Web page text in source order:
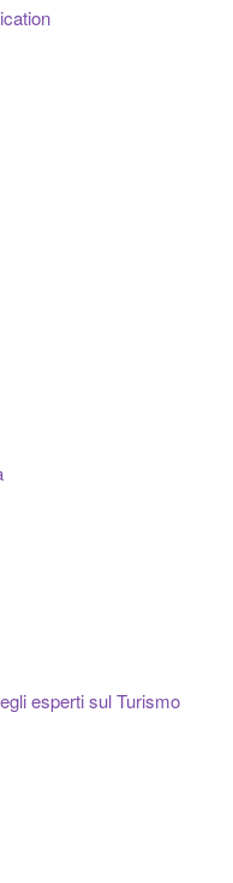
esperti sul Turismo